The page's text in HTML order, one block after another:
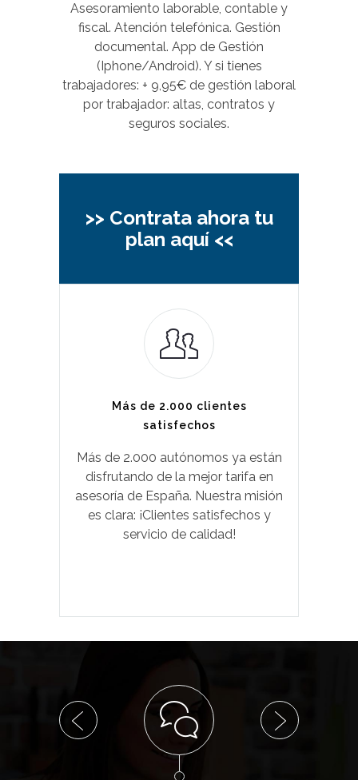
Asesoramiento laborable, contable y
fiscal. Atención telefónica. Gestión
documental. App de Gestión
(Iphone/Android). Y si tienes
trabajadores: + 9,95€ de gestión laboral
por trabajador: altas, contratos y
seguros sociales.
>> Contrata ahora tu
plan aquí <<
Más de 2.000 clientes
satisfechos
Más de 2.000 autónomos ya están
disfrutando de la mejor tarifa en
asesoría de España. Nuestra misión
es clara: ¡Clientes satisfechos y
servicio de calidad!